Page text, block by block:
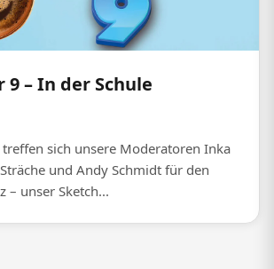
9 – In der Schule
treffen sich unsere Moderatoren Inka
und Andy Schmidt für den
– unser Sketch...